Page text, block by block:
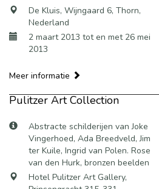
De Kluis, Wijngaard 6, Thorn,
Nederland
2 maart 2013 tot en met 26 mei
2013
Meer informatie
Pulitzer Art Collection
Abstracte schilderijen van Joke
Vingerhoed, Ada Breedveld, Jim
ter Kuile, Ingrid van Polen. Rose
van den Hurk, bronzen beelden
Hotel Pulitzer Art Gallery,